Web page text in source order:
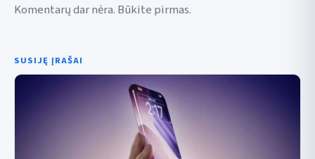
Komentarų dar nėra. Būkite pirmas.
SUSIJĘ ĮRAŠAI